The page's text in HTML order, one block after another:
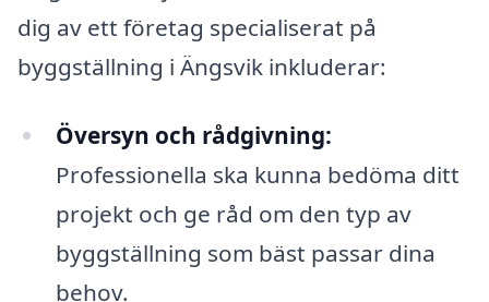
dig av ett företag specialiserat på
byggställning i Ängsvik inkluderar:
Översyn och rådgivning:
Professionella ska kunna bedöma ditt
projekt och ge råd om den typ av
byggställning som bäst passar dina
behov.